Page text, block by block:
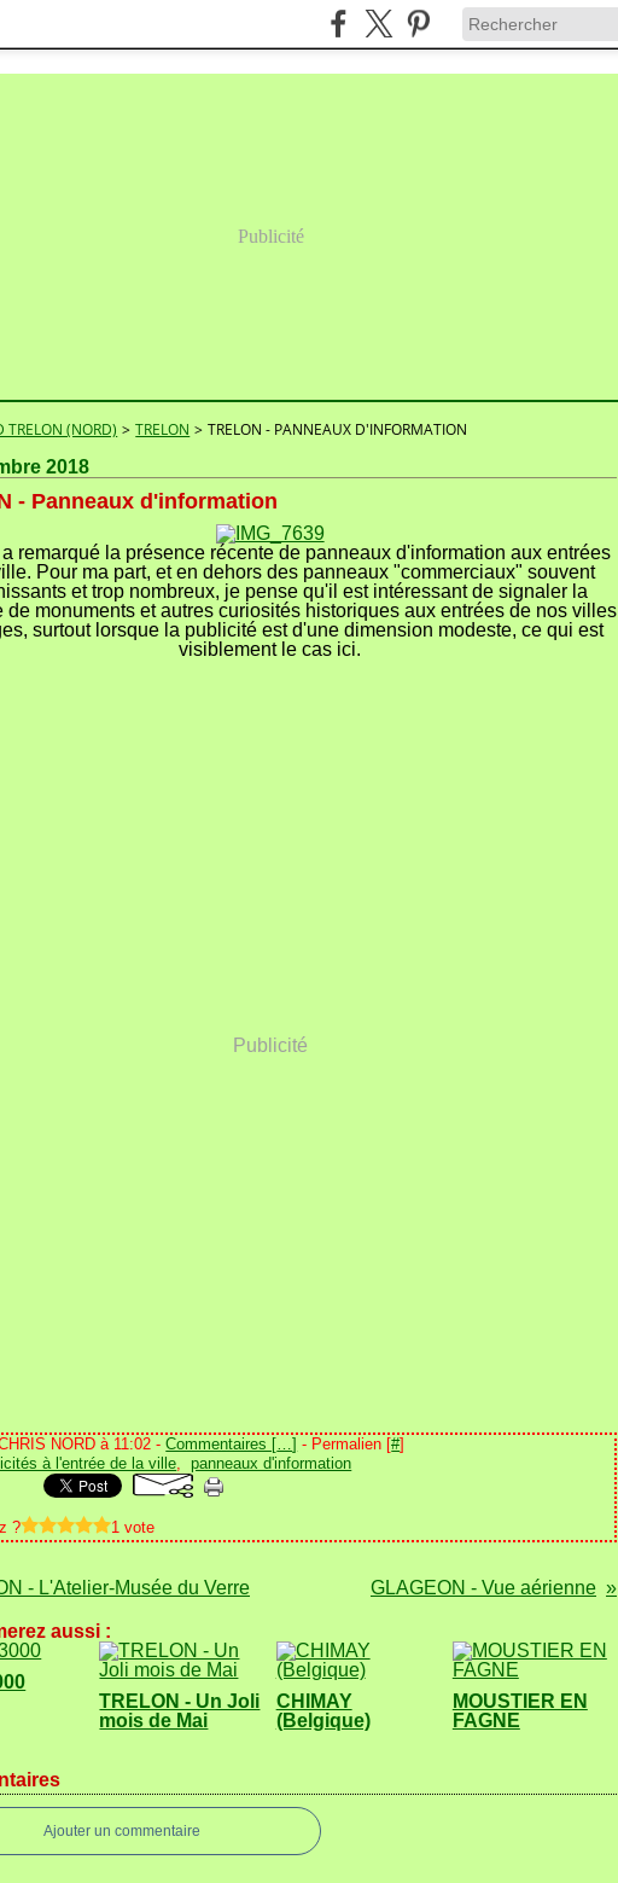
Publicité
TRELON (NORD) > TRELON > TRELON - PANNEAUX D'INFORMATION
2018
- Panneaux d'information
remarqué la présence récente de panneaux d'information aux entrées
Pour ma part, et en dehors des panneaux "commerciaux" souvent
et trop nombreux, je pense qu'il est intéressant de signaler la
de monuments et autres curiosités historiques aux entrées de nos villes
surtout lorsque la publicité est d'une dimension modeste, ce qui est
visiblement le cas ici.
Publicité
NORD à 11:02 -Commentaires […] - Permalien [#]
à l'entrée de la ville,panneaux d'information
? 1 vote
- L'Atelier-Musée du Verre GLAGEON - Vue aérienne
aussi :
TRELON - Un Joli
mois de Mai
CHIMAY
(Belgique)
MOUSTIER EN
FAGNE
Ajouter un commentaire